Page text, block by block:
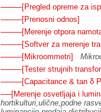
────[Pregled opreme za
────[Prenosni odnos]
────[Merenje otpora
────[Softver za merenje
────[Mikroommetri]
────[Tester strujnih
────[Capacitance & tan δ
──[Merenje osvetljaja i
hortikulturi,ulične,podne